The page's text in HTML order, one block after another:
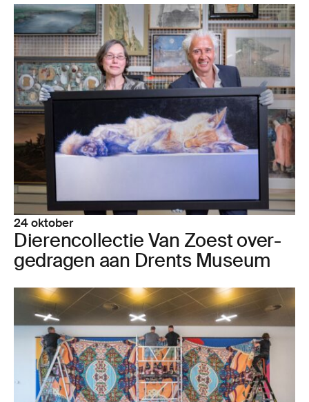
24 oktober
Die­ren­col­lec­tie Van Zoest over­
ge­dra­gen aan Drents Museum